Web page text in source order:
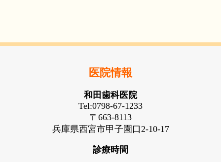
医院情報
和田歯科医院
Tel:0798-67-1233
〒663-8113
兵庫県西宮市甲子園口2-10-17
診療時間